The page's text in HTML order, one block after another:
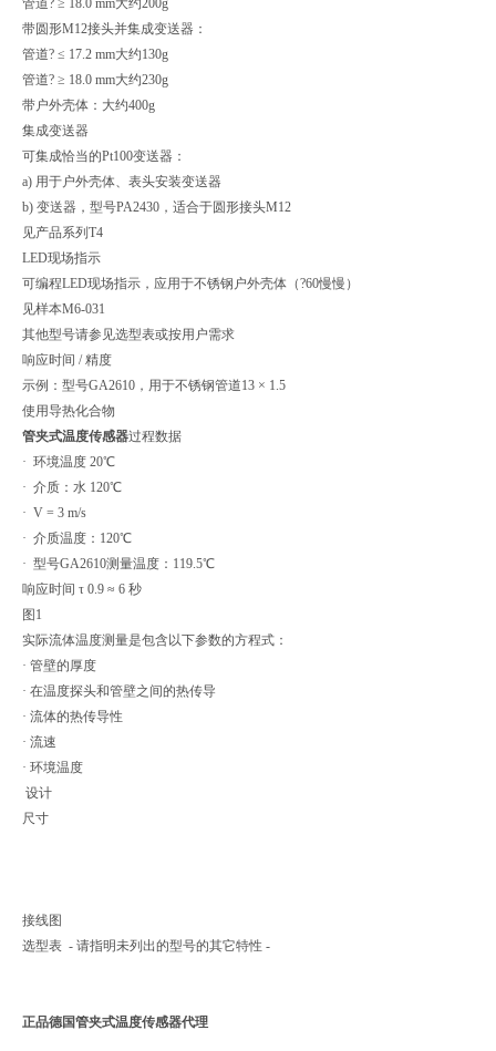
带圆形M12接头并集成变送器：
管道? ≤ 17.2 mm大约130g
管道? ≥ 18.0 mm大约230g
带户外壳体：大约400g
集成变送器
可集成恰当的Pt100变送器：
a) 用于户外壳体、表头安装变送器
b) 变送器，型号PA2430，适合于圆形接头M12
见产品系列T4
LED现场指示
可编程LED现场指示，应用于不锈钢户外壳体（?60慢慢）
见样本M6-031
其他型号请参见选型表或按用户需求
响应时间 / 精度
示例：型号GA2610，用于不锈钢管道13 × 1.5
使用导热化合物
管夹式温度传感器过程数据
· 环境温度 20℃
· 介质：水 120℃
· V = 3 m/s
· 介质温度：120℃
· 型号GA2610测量温度：119.5℃
响应时间 τ 0.9 ≈ 6 秒
图1
实际流体温度测量是包含以下参数的方程式：
· 管壁的厚度
· 在温度探头和管壁之间的热传导
· 流体的热传导性
· 流速
· 环境温度
设计
尺寸
接线图
选型表 - 请指明未列出的型号的其它特性 -
正品德国管夹式温度传感器代理